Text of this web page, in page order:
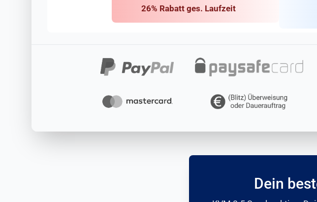
26% Rabatt ges. Laufzeit
Dein